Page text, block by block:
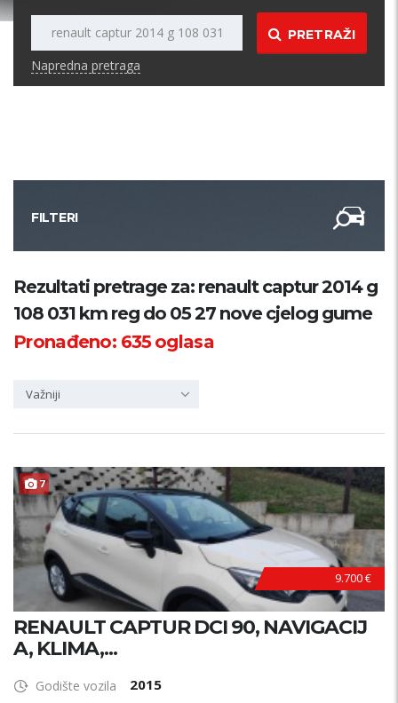
PRETRAŽI
Napredna pretraga
FILTERI
Kategorija
Županija
Rezultati pretrage za: renault captur 2014 g
108 031 km reg do 05 27 nove cjelog gume
Pronađeno: 635oglasa
Važniji
7
9.700 €
RENAULT CAPTUR DCI 90, NAVIGACIJ
A, KLIMA,...
Godište vozila 2015